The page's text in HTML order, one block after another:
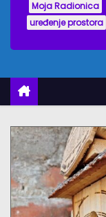
Moja Radionica
uređenje prostora